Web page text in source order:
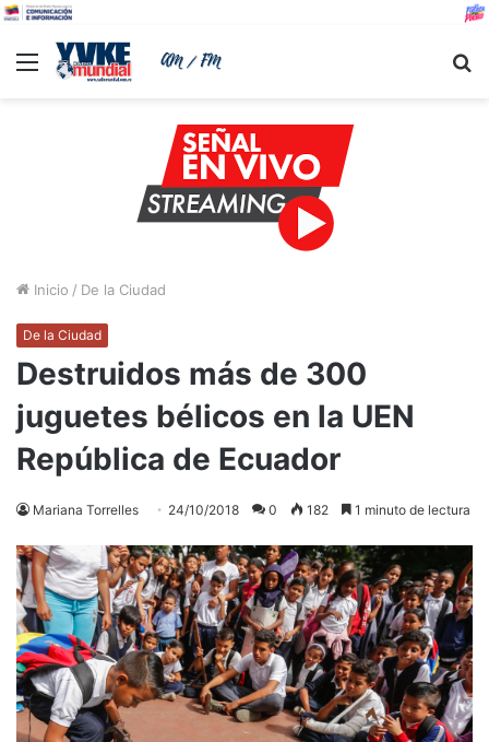
Menu
Inicio / De la Ciudad
De la Ciudad
Destruidos más de 300
juguetes bélicos en la UEN
República de Ecuador
Mariana Torrelles 24/10/2018 0 182 1 minuto de lectura